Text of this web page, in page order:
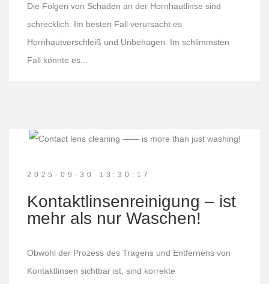
Die Folgen von Schäden an der Hornhautlinse sind
schrecklich. Im besten Fall verursacht es
Hornhautverschleiß und Unbehagen. Im schlimmsten
Fall könnte es...
2025-09-30 13:30:17
Kontaktlinsenreinigung – ist
mehr als nur Waschen!
Obwohl der Prozess des Tragens und Entfernens von
Kontaktlinsen sichtbar ist, sind korrekte